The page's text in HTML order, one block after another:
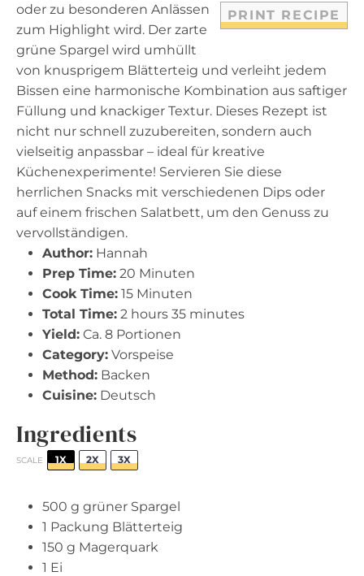
PRINT RECIPE
oder zu besonderen Anlässen
zum Highlight wird. Der zarte
grüne Spargel wird umhüllt
von knusprigem Blätterteig und verleiht jedem
Bissen eine harmonische Kombination aus saftiger
Füllung und knackiger Textur. Dieses Rezept ist
nicht nur schnell zuzubereiten, sondern auch
vielseitig anpassbar – ideal für kreative
Küchenexperimente! Servieren Sie diese
herrlichen Snacks mit verschiedenen Dips oder
auf einem frischen Salatbett, um den Genuss zu
vervollständigen.
Author: Hannah
Prep Time: 20 Minuten
Cook Time: 15 Minuten
Total Time: 2 hours 35 minutes
Yield: Ca. 8 Portionen
Category: Vorspeise
Method: Backen
Cuisine: Deutsch
Ingredients
SCALE 1X 2X 3X
500 g grüner Spargel
1 Packung Blätterteig
150 g Magerquark
1 Ei